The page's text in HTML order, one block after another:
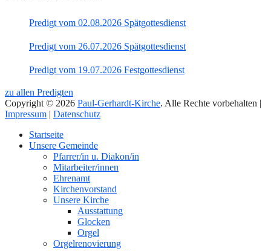
Predigt vom 02.08.2026 Spätgottesdienst
Predigt vom 26.07.2026 Spätgottesdienst
Predigt vom 19.07.2026 Festgottesdienst
zu allen Predigten
Copyright © 2026 Paul-Gerhardt-Kirche. Alle Rechte vorbehalten |
Impressum | Datenschutz
oben
Startseite
Unsere Gemeinde
Pfarrer/in u. Diakon/in
Mitarbeiter/innen
Ehrenamt
Kirchenvorstand
Unsere Kirche
Ausstattung
Glocken
Orgel
Orgelrenovierung